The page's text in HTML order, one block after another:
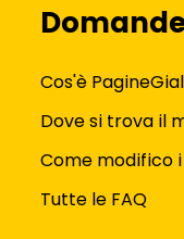
Cos'è
Dove si trova il
Come modifico
Tutte le FAQ